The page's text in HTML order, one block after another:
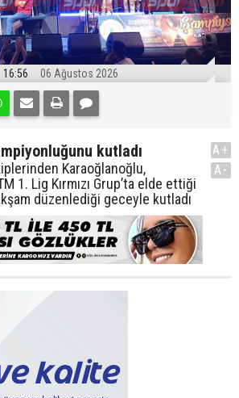
16:56 06 Ağustos 2026
kutladı
Karaoğlanoğlu,
1. Lig Kırmızı Grup’ta elde ettiği
düzenlediği geceyle kutladı
A+
A-